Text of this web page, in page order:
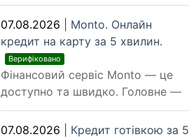
07.08.2026
Monto. Онлайн
кредит на карту за 5 хвилин.
Верифіковано
Фінансовий сервіс Monto — це
доступно та швидко. Головне —
07.08.2026
Кредит готівкою за 5